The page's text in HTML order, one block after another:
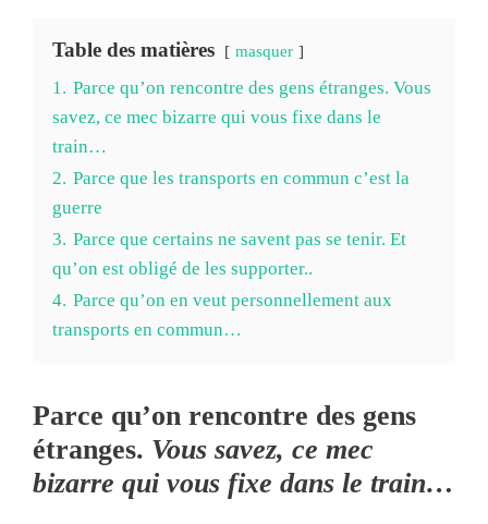
Table des matières masquer
1. Parce qu’on rencontre des gens étranges. Vous
savez, ce mec bizarre qui vous fixe dans le
train…
2. Parce que les transports en commun c’est la
guerre
3. Parce que certains ne savent pas se tenir. Et
qu’on est obligé de les supporter..
4. Parce qu’on en veut personnellement aux
transports en commun…
Parce qu’on rencontre des gens
étranges. Vous savez, ce mec
bizarre qui vous fixe dans le train…